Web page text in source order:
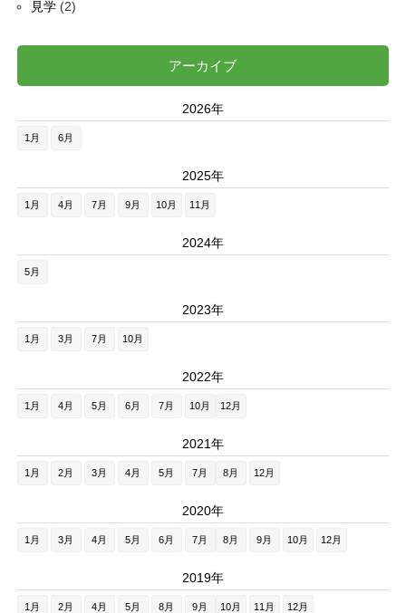
見学(2)
アーカイブ
2026年
1月 6月
2025年
1月 4月 7月 9月 10月 11月
2024年
5月
2023年
1月 3月 7月 10月
2022年
1月 4月 5月 6月 7月 10月 12月
2021年
1月 2月 3月 4月 5月 7月 8月 12月
2020年
1月 3月 4月 5月 6月 7月 8月 9月 10月 12月
2019年
1月 2月 4月 5月 8月 9月 10月 11月 12月